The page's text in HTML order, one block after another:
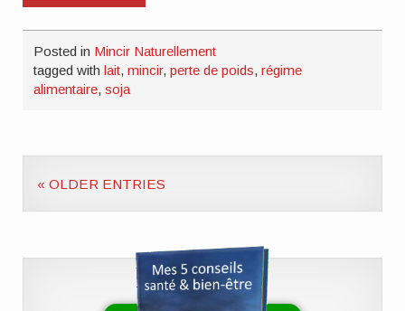
Posted in Mincir Naturellement
tagged withlait,mincir,perte de poids,régime
alimentaire,soja
« OLDER ENTRIES